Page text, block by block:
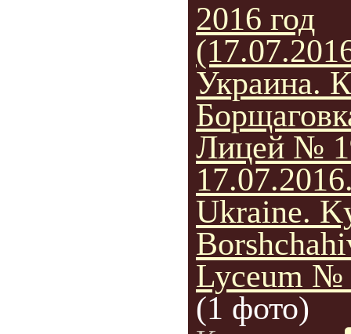
2016 год
Украина.
Лицей №
Ukraine.
Lyceum №
(1 фото)